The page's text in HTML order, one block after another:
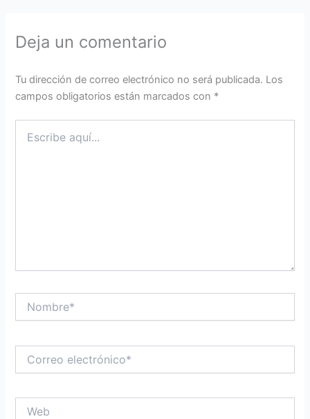
Deja un comentario
Tu dirección de correo electrónico no será publicada. Los
campos obligatorios están marcados con *
aquí...
electrónico*